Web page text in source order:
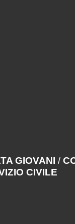
GIOVANI /
CIVILE